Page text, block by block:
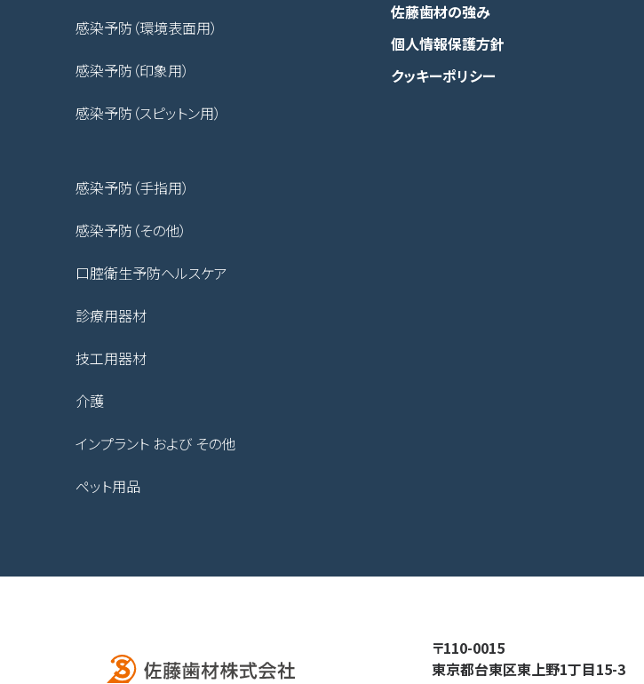
感染予防（環境表面用）
感染予防（印象用）
感染予防（スピットン用）
感染予防（手指用）
感染予防（その他）
口腔衛生予防ヘルスケア
診療用器材
技工用器材
介護
インプラント および その他
ペット用品
佐藤歯材の強み
個人情報保護方針
クッキーポリシー
〒110-0015
東京都台東区東上野1丁目15-3